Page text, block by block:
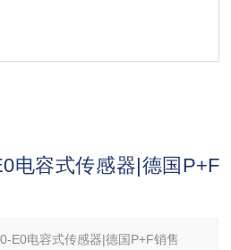
电容式传感器|德国P+F
E0电容式传感器|德国P+F销售